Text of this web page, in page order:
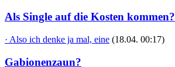
Als Single auf die Kosten kommen?
· Also ich denke ja mal, eine (18.04. 00:17)
Gabionenzaun?